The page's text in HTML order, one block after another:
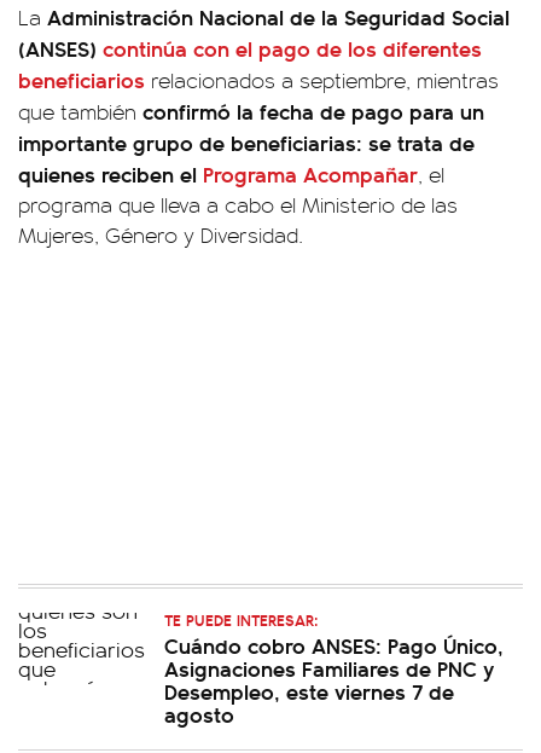
La Administración Nacional de la Seguridad Social
(ANSES) continúa con el pago de los diferentes
beneficiarios relacionados a septiembre, mientras
que también confirmó la fecha de pago para un
importante grupo de beneficiarias: se trata de
quienes reciben el Programa Acompañar, el
programa que lleva a cabo el Ministerio de las
Mujeres, Género y Diversidad.
TE PUEDE INTERESAR:
Cuándo cobro ANSES: Pago Único,
Asignaciones Familiares de PNC y
Desempleo, este viernes 7 de
agosto